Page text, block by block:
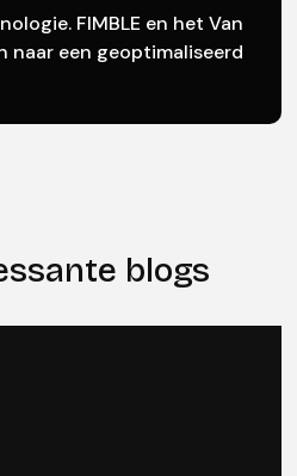
FIMBLE en het Van
naar een geoptimaliseerd
blogs